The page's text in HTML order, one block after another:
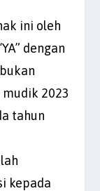
ini oleh
dengan
2023
tahun
kepada